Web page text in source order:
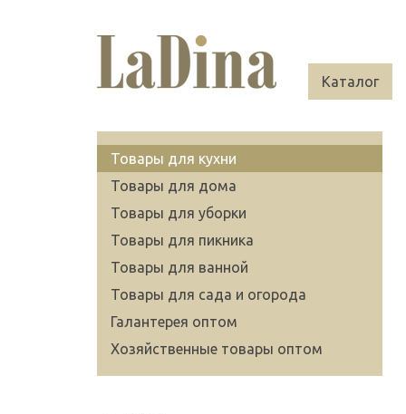
Каталог
Товары для кухни
Товары для дома
Товары для уборки
Товары для пикника
Товары для ванной
Товары для сада и огорода
Галантерея оптом
Хозяйственные товары оптом